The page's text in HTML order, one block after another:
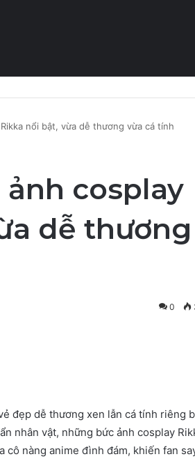
nổi bật, vừa dễ thương vừa cá tính
ảnh cosplay
dễ
0
đẹp dễ thương xen lẫn cá tính riêng
nhân vật, những bức ảnh cosplay
cô nàng anime đình đám, khiến fan